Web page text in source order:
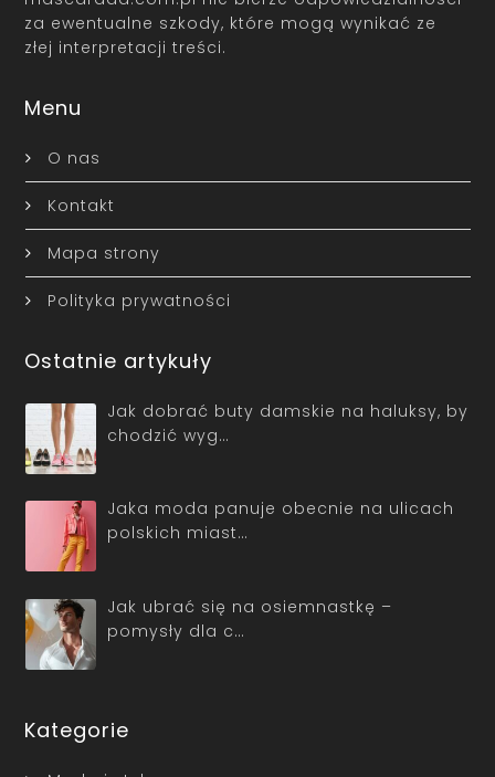
za ewentualne szkody, które mogą wynikać ze
złej interpretacji treści.
Menu
O nas
Kontakt
Mapa strony
Polityka prywatności
Ostatnie artykuły
Jak dobrać buty damskie na haluksy, by
chodzić wyg…
Jaka moda panuje obecnie na ulicach
polskich miast…
Jak ubrać się na osiemnastkę –
pomysły dla c…
Kategorie